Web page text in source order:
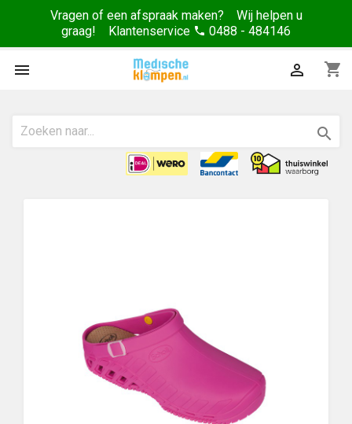
Vragen of een afspraak maken? Wij helpen u
graag! Klantenservice phone 0488 - 484146
 shopping_cart

